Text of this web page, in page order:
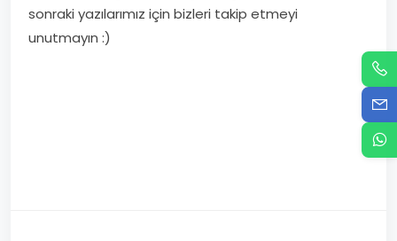
sonraki yazılarımız için bizleri takip etmeyi
unutmayın :)